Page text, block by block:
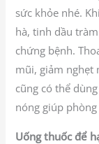
sức khỏe nhé.
hà, tinh dầu
chứng bệnh.
mũi, giảm nghẹt
cũng có thể
nóng giúp
Uống thuốc để